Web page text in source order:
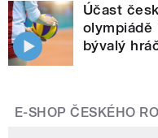
Účast
olympiádě
bývalý
E-SHOP ČESKÉHO